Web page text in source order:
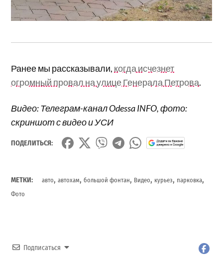
Ранее мы рассказывали, когда исчезнет
огромный провал на улице Генерала Петрова.
Видео: Телеграм-канал Odessa INFO, фото:
скриншот с видео и УСИ
ПОДЕЛИТЬСЯ:
МЕТКИ: авто,автохам,большой фонтан, Видео, курьез, парковка,
Фото
Подписаться